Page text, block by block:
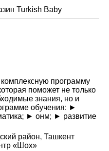
Turkish Baby
программу
поможет не только
знания, но и
обучения: ►
► онм; ► развитие
район, Ташкент
«Шох»